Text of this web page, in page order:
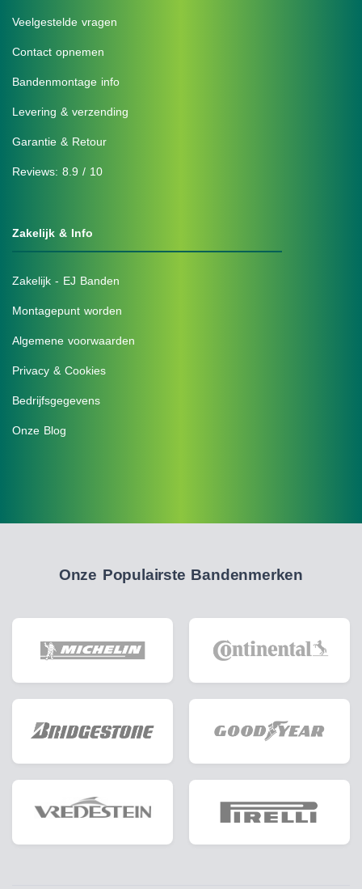
Veelgestelde vragen
Contact opnemen
Bandenmontage info
Levering & verzending
Garantie & Retour
Reviews: 8.9 / 10
Zakelijk & Info
Zakelijk - EJ Banden
Montagepunt worden
Algemene voorwaarden
Privacy & Cookies
Bedrijfsgegevens
Onze Blog
Onze Populairste Bandenmerken